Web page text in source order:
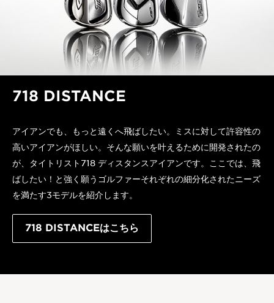
718 DISTANCE
アイアンでも、もっと遠くへ飛ばしたい。ミスに対して許容性の
高いアイアンがほしい。そんな願いを叶えるために開発されたの
が、タイトリスト718 ディスタンスアイアンです。ここでは、飛
ばしたい！と強く願うゴルファーそれぞれの細分化されたニーズ
を満たす3モデルを紹介します。
718 DISTANCEはこちら